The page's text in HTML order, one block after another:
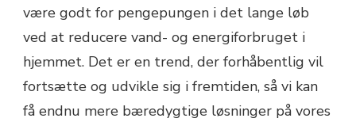
være godt for pengepungen i det lange løb
ved at reducere vand- og energiforbruget i
hjemmet. Det er en trend, der forhåbentlig vil
fortsætte og udvikle sig i fremtiden, så vi kan
få endnu mere bæredygtige løsninger på vores